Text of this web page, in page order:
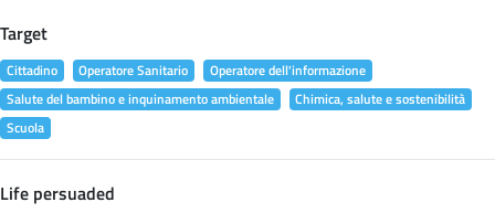
Target
Cittadino Operatore Sanitario
Operatore dell'informazione
Salute del bambino e inquinamento ambientale
Chimica, salute e sostenibilità
Scuola
Life persuaded